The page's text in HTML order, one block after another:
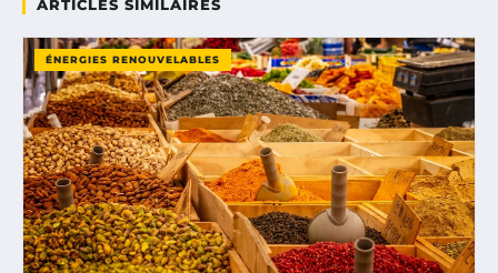
ARTICLES SIMILAIRES
ÉNERGIES RENOUVELABLES